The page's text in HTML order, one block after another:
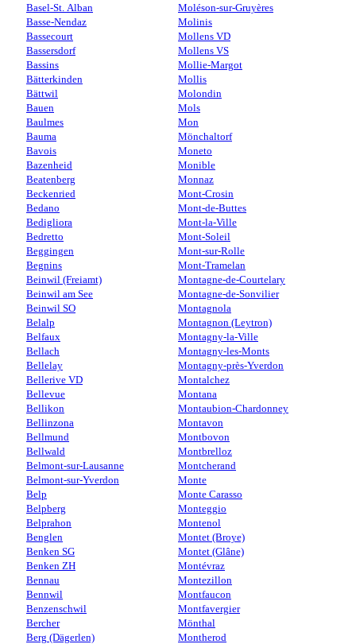
Basel-St. Alban
Basse-Nendaz
Bassecourt
Bassersdorf
Bassins
Bätterkinden
Bättwil
Bauen
Baulmes
Bauma
Bavois
Bazenheid
Beatenberg
Beckenried
Bedano
Bedigliora
Bedretto
Beggingen
Begnins
Beinwil (Freiamt)
Beinwil am See
Beinwil SO
Belalp
Belfaux
Bellach
Bellelay
Bellerive VD
Bellevue
Bellikon
Bellinzona
Bellmund
Bellwald
Belmont-sur-Lausanne
Belmont-sur-Yverdon
Belp
Belpberg
Belprahon
Benglen
Benken SG
Benken ZH
Bennau
Bennwil
Benzenschwil
Bercher
Berg (Dägerlen)
Moléson-sur-Gruyères
Molinis
Mollens VD
Mollens VS
Mollie-Margot
Mollis
Molondin
Mols
Mon
Mönchaltorf
Moneto
Monible
Monnaz
Mont-Crosin
Mont-de-Buttes
Mont-la-Ville
Mont-Soleil
Mont-sur-Rolle
Mont-Tramelan
Montagne-de-Courtelary
Montagne-de-Sonvilier
Montagnola
Montagnon (Leytron)
Montagny-la-Ville
Montagny-les-Monts
Montagny-près-Yverdon
Montalchez
Montana
Montaubion-Chardonney
Montavon
Montbovon
Montbrelloz
Montcherand
Monte
Monte Carasso
Monteggio
Montenol
Montet (Broye)
Montet (Glâne)
Montévraz
Montezillon
Montfaucon
Montfavergier
Mönthal
Montherod